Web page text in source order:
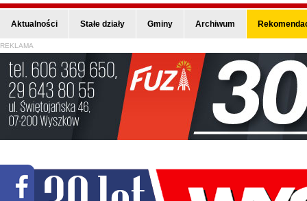
Aktualności Stałe działy Gminy Archiwum
REKLAMA